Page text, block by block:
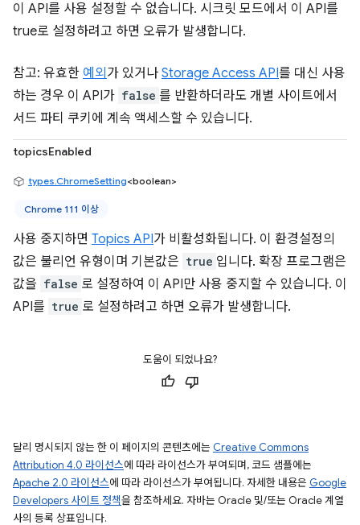
이 API를 사용 설정할 수 없습니다. 시크릿 모드에서 이 API를
true로 설정하려고 하면 오류가 발생합니다.
참고: 유효한 예외 가 있거나 Storage Access API를 대신 사용
하는 경우 이 API가 false 를 반환하더라도 개별 사이트에서
서드 파티 쿠키에 계속 액세스할 수 있습니다.
topicsEnabled
types.ChromeSetting<boolean>
Chrome 111 이상
사용 중지하면 Topics API가 비활성화됩니다. 이 환경설정의
값은 불리언 유형이며 기본값은 true 입니다. 확장 프로그램은
값을 false 로 설정하여 이 API만 사용 중지할 수 있습니다. 이
API를 true 로 설정하려고 하면 오류가 발생합니다.
도움이 되었나요?
달리 명시되지 않는 한 이 페이지의 콘텐츠에는 Creative Commons
Attribution 4.0 라이선스에 따라 라이선스가 부여되며, 코드 샘플에는
Apache 2.0 라이선스에 따라 라이선스가 부여됩니다. 자세한 내용은 Google
Developers 사이트 정책을 참조하세요. 자바는 Oracle 및/또는 Oracle 계열
사의 등록 상표입니다.